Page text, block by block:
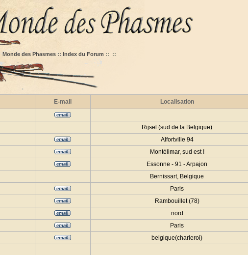
Monde des Phasmes :: Index du Forum :: ::
E-mail Localisation
Rijsel (sud de la Belgique)
Alfortville 94
Montélimar, sud est !
Essonne - 91 - Arpajon
Bernissart, Belgique
Paris
Rambouillet (78)
nord
Paris
belgique(charleroi)